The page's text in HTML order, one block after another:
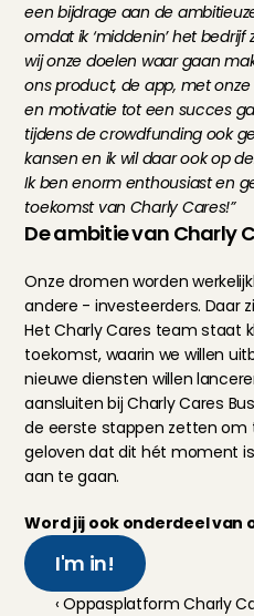
een bijdrage aan de
omdat ik ‘middenin’ het
wij onze doelen waar gaan
ons product, de app, met
en motivatie tot een succes
tijdens de crowdfunding ook
kansen en ik wil daar ook op
Ik ben enorm enthousiast en
toekomst van Charly Cares!”
De ambitie van Charly
Onze dromen worden
andere - investeerders. Daar
Het Charly Cares team staat
toekomst, waarin we willen
nieuwe diensten willen
aansluiten bij Charly Cares
de eerste stappen zetten om
geloven dat dit hét moment
aan te gaan.
Word jij ook onderdeel van
I'm in!
‹ Oppasplatform Charly